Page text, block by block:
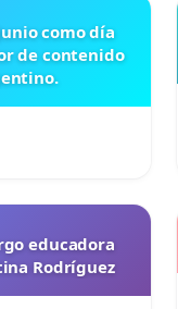
como día
de contenido
educadora
Rodríguez